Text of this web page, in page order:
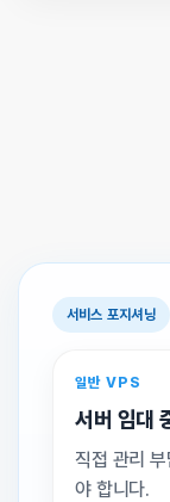
서비스 포지셔닝
일반 VPS
서버 임대
직접 관리
야 합니다.